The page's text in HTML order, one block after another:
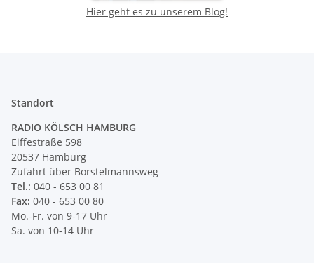
Hier geht es zu unserem Blog!
Standort
RADIO KÖLSCH HAMBURG
Eiffestraße 598
20537 Hamburg
Zufahrt über Borstelmannsweg
Tel.: 040 - 653 00 81
Fax: 040 - 653 00 80
Mo.-Fr. von 9-17 Uhr
Sa. von 10-14 Uhr